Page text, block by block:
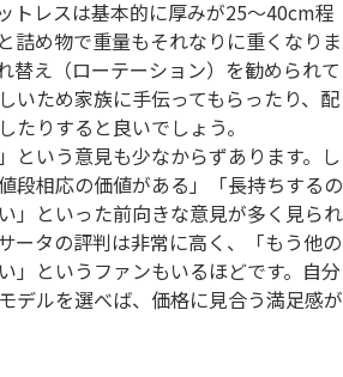
トレスは基本的に厚みが25～40cm程
詰め物で重量もそれなりに重くなりま
替え（ローテーション）を勧められて
いため家族に手伝ってもらったり、配
たりすると良いでしょう。
という意見も少なからずあります。し
段相応の価値がある」「長持ちするの
」といった前向きな意見が多く見られ
ータの評判は非常に高く、「もう他の
」というファンもいるほどです。自分
デルを選べば、価格に見合う満足感が